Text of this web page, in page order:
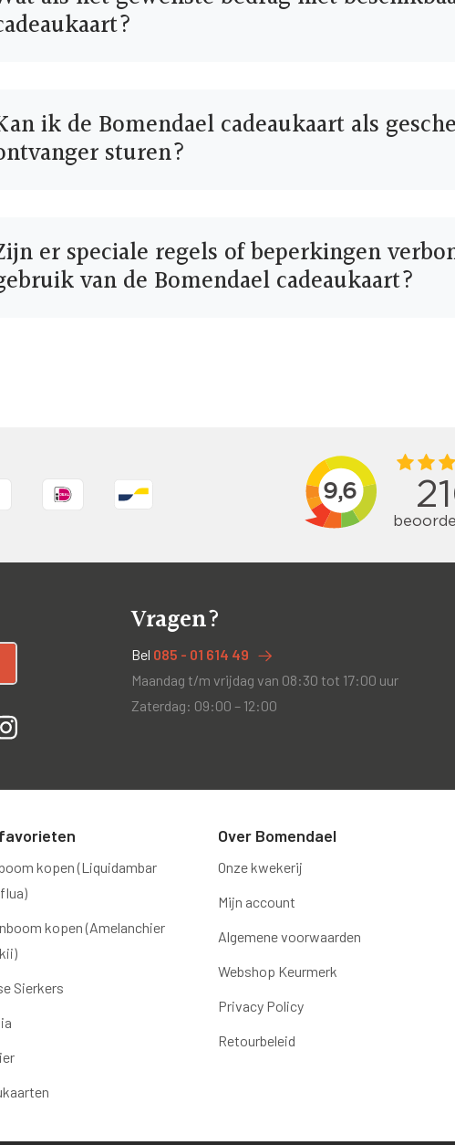
ik de Bomendael cadeaukaart als
sturen?
er speciale regels of beperkingen
van de Bomendael cadeaukaart?
Vragen?
Bel 085 - 01 614 49
Maandag t/m vrijdag van 08:30 tot 17:00 uur
Zaterdag: 09:00 – 12:00
kopen (Liquidambar
kopen (Amelanchier
Sierkers
Over Bomendael
Onze kwekerij
Mijn account
Algemene voorwaarden
Webshop Keurmerk
Privacy Policy
Retourbeleid